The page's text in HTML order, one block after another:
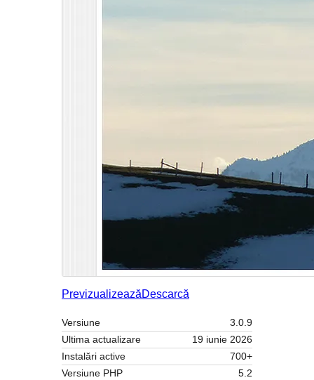
PrevizualizeazăDescarcă
Versiune
3.0.9
Ultima actualizare
19 iunie 2026
Instalări active
700+
Versiune PHP
5.2